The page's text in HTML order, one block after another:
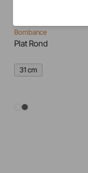
Bombance
Plat Rond
31 cm